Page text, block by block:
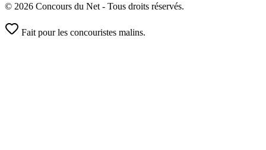
© 2026 Concours du Net - Tous droits réservés.
Fait pour les concouristes malins.